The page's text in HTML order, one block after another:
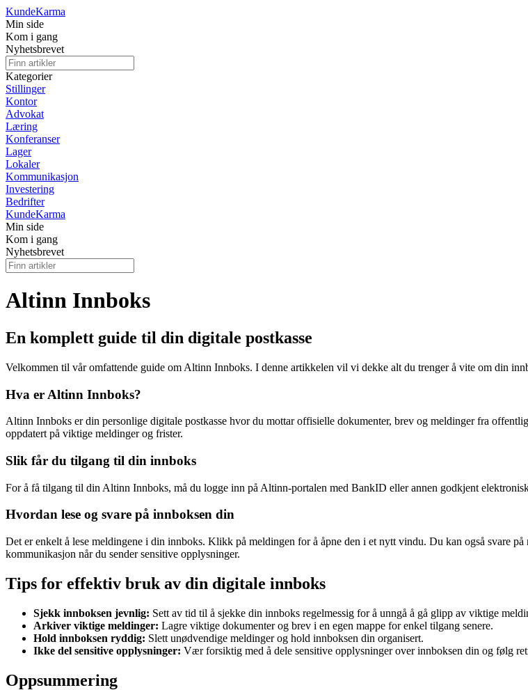
KundeKarma
Min side
Kom i gang
Nyhetsbrevet
Kategorier
Stillinger
Kontor
Advokat
Læring
Konferanser
Lager
Lokaler
Kommunikasjon
Investering
Bedrifter
KundeKarma
Min side
Kom i gang
Nyhetsbrevet
Altinn Innboks
En komplett guide til din digitale postkasse
Velkommen til vår omfattende guide om Altinn Innboks. I denne artikkelen vil vi dekke alt du trenger å vite om din
Hva er Altinn Innboks?
Altinn Innboks er din personlige digitale postkasse hvor du mottar offisielle dokumenter, brev og meldinger fra
oppdatert på viktige meldinger og frister.
Slik får du tilgang til din innboks
For å få tilgang til din Altinn Innboks, må du logge inn på Altinn-portalen med BankID eller annen godkjent
Hvordan lese og svare på innboksen din
Det er enkelt å lese meldingene i din innboks. Klikk på meldingen for å åpne den i et nytt vindu. Du kan også svare
kommunikasjon når du sender sensitive opplysninger.
Tips for effektiv bruk av din digitale innboks
Sjekk innboksen jevnlig: Sett av tid til å sjekke din innboks regelmessig for å unngå å gå glipp av viktige
Arkiver viktige meldinger: Lagre viktige dokumenter og brev i en egen mappe for enkel tilgang senere.
Hold innboksen ryddig: Slett unødvendige meldinger og hold innboksen din organisert.
Ikke del sensitive opplysninger: Vær forsiktig med å dele sensitive opplysninger over innboksen din og følg
Oppsummering